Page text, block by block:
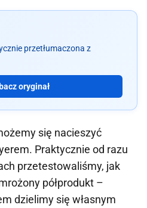
przetłumaczona z
oryginał
się nacieszyć
Praktycznie od razu
przetestowaliśmy, jak
półprodukt –
dzielimy się własnym